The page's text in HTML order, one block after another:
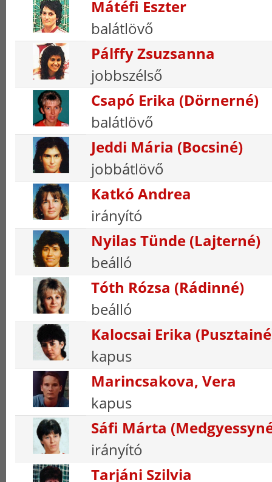
Mátéfi Eszter
balátlövő
Pálffy Zsuzsanna
jobbszélső
Csapó Erika (Dörnerné)
balátlövő
Jeddi Mária (Bocsiné)
jobbátlövő
Katkó Andrea
irányító
Nyilas Tünde (Lajterné)
beálló
Tóth Rózsa (Rádinné)
beálló
Kalocsai Erika
kapus
Marincsakova, Vera
kapus
Sáfi Márta
irányító
Tarjáni Szilvia